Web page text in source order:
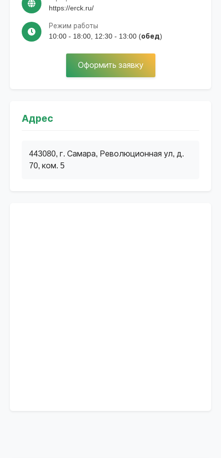
https://erck.ru/
Режим работы
10:00 - 18:00, 12:30 - 13:00 (обед)
Оформить заявку
Адрес
443080, г. Самара, Революционная ул, д.
70, ком. 5